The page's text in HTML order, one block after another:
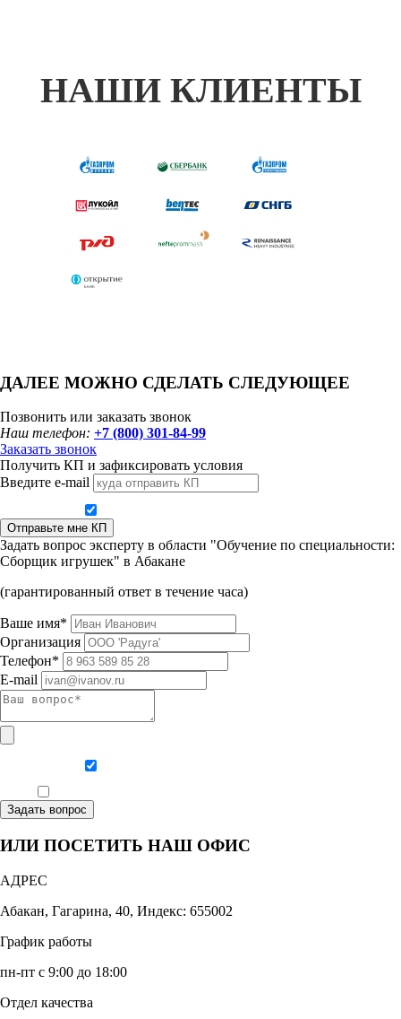
НАШИ КЛИЕНТЫ
ДАЛЕЕ МОЖНО СДЕЛАТЬ СЛЕДУЮЩЕЕ
Позвонить или заказать звонок
Наш телефон: +7 (800) 301-84-99
Заказать звонок
Получить КП и зафиксировать условия
Введите e-mail
Отправьте мне КП
Задать вопрос эксперту в области "Обучение по специальности:
Сборщик игрушек" в Абакане
(гарантированный ответ в течение часа)
Ваше имя*
Организация
Телефон*
E-mail
Задать вопрос
ИЛИ ПОСЕТИТЬ НАШ ОФИС
АДРЕС
Абакан, Гагарина, 40, Индекс: 655002
График работы
пн-пт с 9:00 до 18:00
Отдел качества